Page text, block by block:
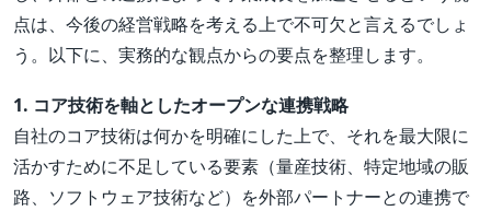
点は、今後の経営戦略を考える上で不可欠と言えるでしょ
う。以下に、実務的な観点からの要点を整理します。
1. コア技術を軸としたオープンな連携戦略
自社のコア技術は何かを明確にした上で、それを最大限に
活かすために不足している要素（量産技術、特定地域の販
路、ソフトウェア技術など）を外部パートナーとの連携で